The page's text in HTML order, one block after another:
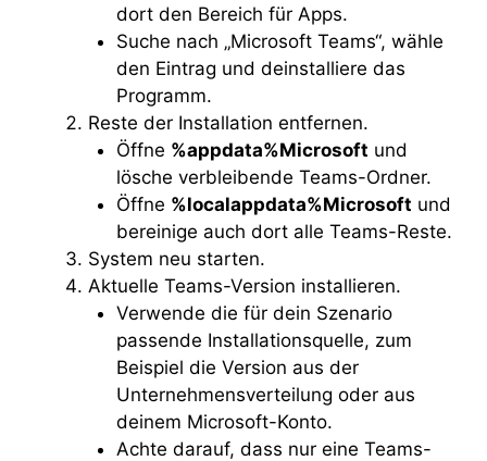
dort den Bereich für Apps.
Suche nach „Microsoft Teams“, wähle
den Eintrag und deinstalliere das
Programm.
Reste der Installation entfernen.
Öffne %appdata%Microsoft und
lösche verbleibende Teams-Ordner.
Öffne %localappdata%Microsoft und
bereinige auch dort alle Teams-Reste.
System neu starten.
Aktuelle Teams-Version installieren.
Verwende die für dein Szenario
passende Installationsquelle, zum
Beispiel die Version aus der
Unternehmensverteilung oder aus
deinem Microsoft-Konto.
Achte darauf, dass nur eine Teams-